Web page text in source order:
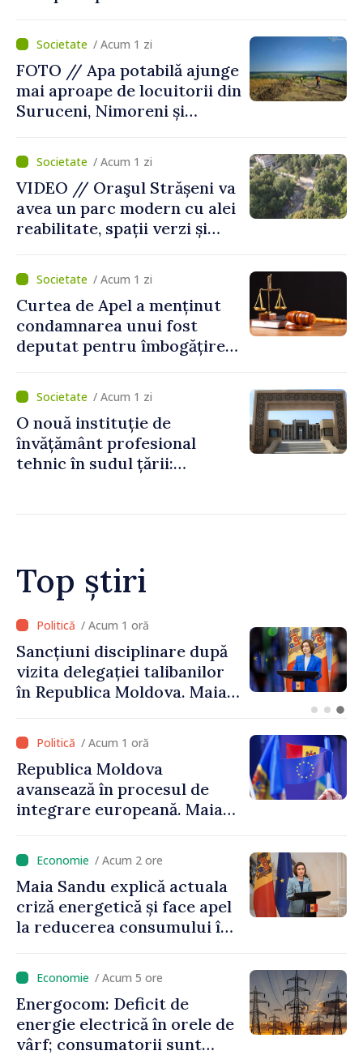
viței-de-vie
/ Acum 1 zi
FOTO // Apa potabilă ajunge
mai aproape de locuitorii din
Suruceni, Nimoreni și
/ Acum 1 zi
VIDEO // Oraşul Strășeni va
avea un parc modern cu alei
reabilitate, spații verzi și
/ Acum 1 zi
Curtea de Apel a menținut
condamnarea unui fost
deputat pentru îmbogățire
statului peste 2,4 milioane
de lei
/ Acum 1 zi
O nouă instituție de
învățământ profesional
tehnic în sudul țării:
Top știri
/ Acum 10 minute
Adunarea Populară a
Găgăuziei trebuie să aibă un
mandat deplin. Președinta
libere și corecte””
/ Acum 1 oră
Republica Moldova
avansează în procesul de
integrare europeană. Maia
niciun stat”
/ Acum 2 ore
Maia Sandu explică actuala
criză energetică și face apel
la reducerea consumului în
putem menține prețurile la
un nivel mai mic”
/ Acum 5 ore
Energocom: Deficit de
energie electrică în orele de
vârf; consumatorii sunt